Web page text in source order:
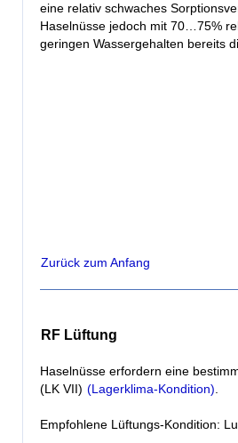
eine relativ schwaches
Haselnüsse jedoch mit 70…75%
geringen Wassergehalten bereits
Zurück zum Anfang
RF Lüftung
Haselnüsse erfordern eine
(LK VII) (Lagerklima-Kondition).
Empfohlene Lüftungs-Kondition: